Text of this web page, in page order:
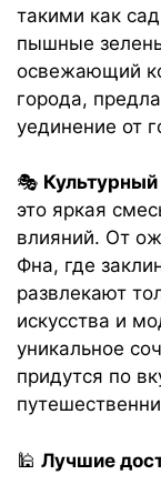
такими как
пышные
освежающий
города,
уединение от
🎭
это яркая
влияний. От
Фна, где
развлекают
искусства и
уникальное
придутся по
🕌 Лучшие